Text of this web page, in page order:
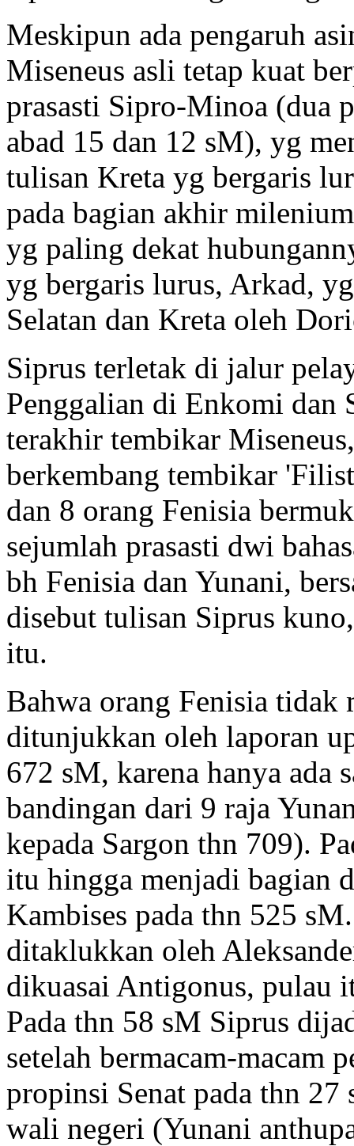
Meskipun ada pengaruh
Miseneus asli tetap kuat
prasasti Sipro-Minoa (dua
abad 15 dan 12 sM), yg
tulisan Kreta yg bergaris
pada bagian akhir
yg paling dekat
yg bergaris lurus, Arkad,
Selatan dan Kreta oleh
Siprus terletak di jalur
Penggalian di Enkomi dan
terakhir tembikar
berkembang tembikar
dan 8 orang Fenisia
sejumlah prasasti dwi
bh Fenisia dan Yunani,
disebut tulisan Siprus
itu.
Bahwa orang Fenisia tidak
ditunjukkan oleh laporan
672 sM, karena hanya ada
bandingan dari 9 raja
kepada Sargon thn 709).
itu hingga menjadi bagian
Kambises pada thn 525
ditaklukkan oleh
dikuasai Antigonus, pulau
Pada thn 58 sM Siprus
setelah bermacam-macam
propinsi Senat pada thn
wali negeri (Yunani